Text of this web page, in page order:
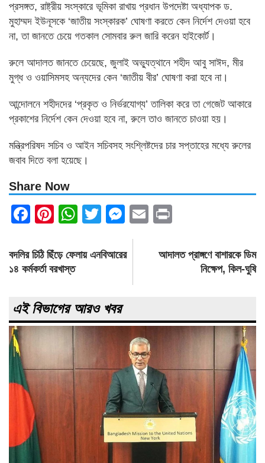
প্রসঙ্গত, রাষ্ট্রীয় সংস্কারে ভূমিকা রাখায় প্রধান উপদেষ্টা অধ্যাপক ড.
মুহাম্মদ ইউনূসকে ‘জাতীয় সংস্কারক’ ঘোষণা করতে কেন নির্দেশ দেওয়া হবে
না, তা জানতে চেয়ে গতকাল সোমবার রুল জারি করেন হাইকোর্ট।
রুলে আদালত জানতে চেয়েছে, জুলাই অভ্যুত্থানে শহীদ আবু সাঈদ, মীর
মুগ্ধ ও ওয়াসিমসহ অন্যদের কেন ‘জাতীয় বীর’ ঘোষণা করা হবে না।
আন্দোলনে শহীদদের ‘প্রকৃত ও নির্ভরযোগ্য’ তালিকা করে তা গেজেট আকারে
প্রকাশের নির্দেশ কেন দেওয়া হবে না, রুলে তাও জানতে চাওয়া হয়।
মন্ত্রিপরিষদ সচিব ও আইন সচিবসহ সংশ্লিষ্টদের চার সপ্তাহের মধ্যে রুলের
জবাব দিতে বলা হয়েছে।
Share Now
Facebook
Pinterest
WhatsApp
TwitterMessenger
Email
Post
navigation
বদলির চিঠি ছিঁড়ে ফেলায় এনবিআরের
১৪ কর্মকর্তা বরখাস্ত
আদালত প্রাঙ্গণে বাশারকে ডিম
নিক্ষেপ, কিল-ঘুষি
এই বিভাগের আরও খবর